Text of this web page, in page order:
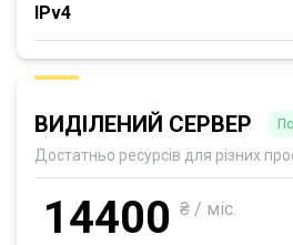
IPv4
ВИДІЛЕНИЙ СЕРВЕР
Достатньо ресурсів для різних
14400 ₴ / міс.